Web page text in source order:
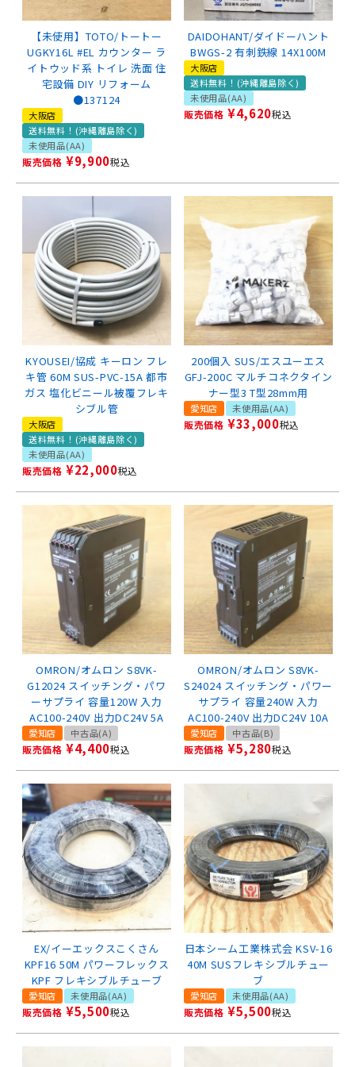
【未使用】TOTO/トートー
UGKY16L #EL カウンター ラ
イトウッド系 トイレ 洗面 住
宅設備 DIY リフォーム
●137124
大阪店
送料無料！(沖縄離島除く)
未使用品(AA)
販売価格 ¥9,900税込
DAIDOHANT/ダイドーハント
BWGS-2 有刺鉄線 14X100M
大阪店
送料無料！(沖縄離島除く)
未使用品(AA)
販売価格 ¥4,620税込
KYOUSEI/協成 キーロン フレ
キ管 60M SUS-PVC-15A 都市
ガス 塩化ビニール被覆フレキ
シブル管
大阪店
送料無料！(沖縄離島除く)
未使用品(AA)
販売価格 ¥22,000税込
200個入 SUS/エスユーエス
GFJ-200C マルチコネクタイン
ナー型3 T型28mm用
愛知店 未使用品(AA)
販売価格 ¥33,000税込
OMRON/オムロン S8VK-
G12024 スイッチング・パワ
ーサプライ 容量120W 入力
AC100-240V 出力DC24V 5A
愛知店 中古品(A)
販売価格 ¥4,400税込
OMRON/オムロン S8VK-
S24024 スイッチング・パワー
サプライ 容量240W 入力
AC100-240V 出力DC24V 10A
愛知店 中古品(B)
販売価格 ¥5,280税込
EX/イーエックスこくさん
KPF16 50M パワーフレックス
KPF フレキシブルチューブ
愛知店 未使用品(AA)
販売価格 ¥5,500税込
日本シーム工業株式会 KSV-16
40M SUSフレキシブルチュー
ブ
愛知店 未使用品(AA)
販売価格 ¥5,500税込